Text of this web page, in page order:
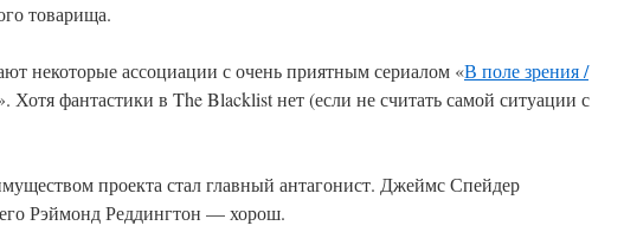
товарища.
некоторые ассоциации с очень приятным сериалом «В поле зрения /
Хотя фантастики в The Blacklist нет (если не считать самой ситуации с
проекта стал главный антагонист. Джеймс Спейдер
Рэймонд Реддингтон — хорош.